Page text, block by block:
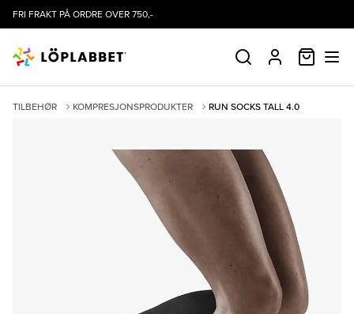
FRI FRAKT PÅ ORDRE OVER 750,-
SØK PROFIL
TILBEHØR KOMPRESJONSPRODUKTER RUN SOCKS TALL 4.0